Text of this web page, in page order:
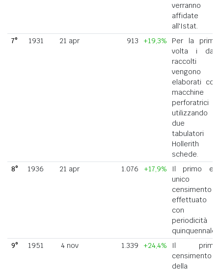
verranno
affidate
all'Istat.
7°
1931 21 apr 913 +19,3%
Per la prima
volta i dati
raccolti
vengono
elaborati con
macchine
perforatrici
utilizzando
due
tabulatori
Hollerith a
schede.
8°
1936 21 apr 1.076 +17,9%
Il primo ed
unico
censimento
effettuato
con
periodicità
quinquennale.
9°
1951 4 nov 1.339 +24,4%
Il primo
censimento
della